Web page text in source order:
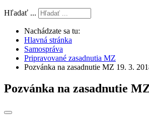
Hľadať ...
Nachádzate sa tu:
Hlavná stránka
Samospráva
Pripravované zasadnutia MZ
Pozvánka na zasadnutie MZ 19. 3.
Pozvánka na zasadnutie